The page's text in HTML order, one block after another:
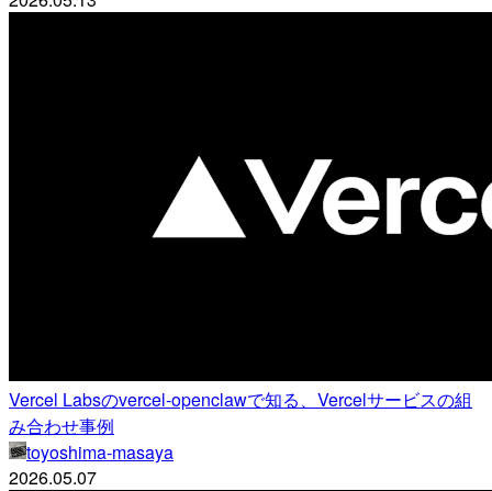
Vercel Labsのvercel-openclawで知る、Vercelサービスの組
み合わせ事例
toyoshima-masaya
2026.05.07